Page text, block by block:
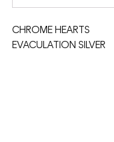
CHROME HEARTS
EVACULATION SILVER